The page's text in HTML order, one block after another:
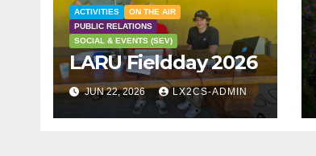
ACTIVITIES
ON THE AIR
PUBLIC RELATIONS
SOCIAL & EVENTS (SEV)
LARU Fieldday 2026
JUN 22, 2026 LX2CS-ADMIN